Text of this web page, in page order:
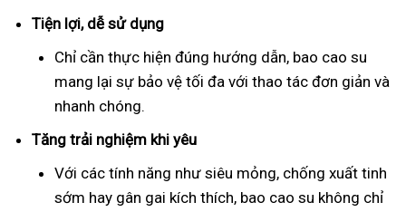
Tiện lợi, dễ sử dụng
Chỉ cần thực hiện đúng hướng dẫn, bao cao su
mang lại sự bảo vệ tối đa với thao tác đơn giản và
nhanh chóng.
Tăng trải nghiệm khi yêu
Với các tính năng như siêu mỏng, chống xuất tinh
sớm hay gân gai kích thích, bao cao su không chỉ